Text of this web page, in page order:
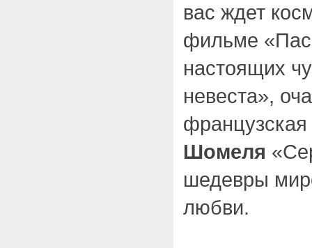
вас ждет
фильме
настоящих
невеста»,
Шомеля
шедевры
любви.